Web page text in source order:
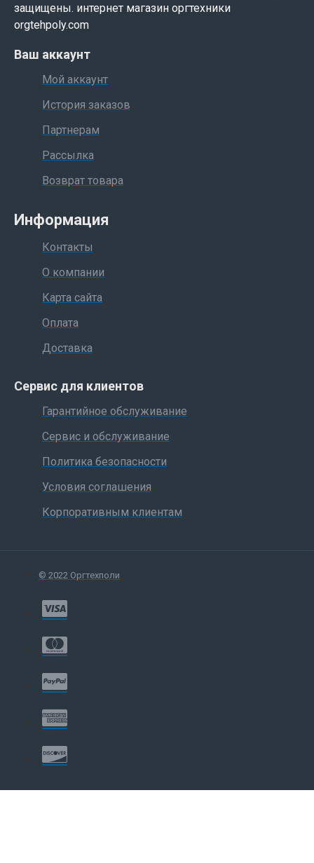
защищены. интернет магазин оргтехники
orgtehpoly.com
Ваш аккаунт
Мой аккаунт
История заказов
Партнерам
Рассылка
Возврат товара
Информация
Контакты
О компании
Карта сайта
Оплата
Доставка
Сервис для клиентов
Гарантийное обслуживание
Сервис и обслуживание
Политика безопасности
Условия соглашения
Корпоративным клиентам
© 2022 Оргтехполи